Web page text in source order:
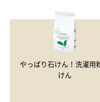
やっぱり石けん！洗濯用
けん